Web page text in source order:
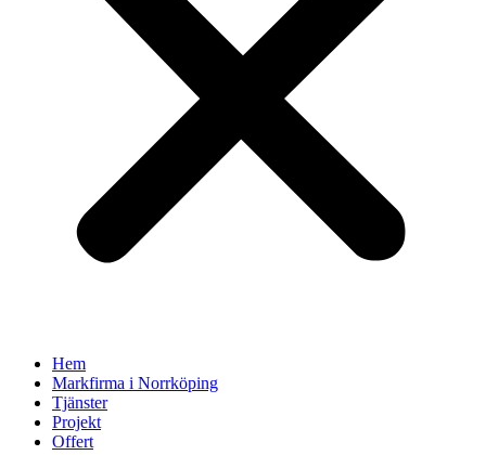
Hem
Markfirma i Norrköping
Tjänster
Projekt
Offert